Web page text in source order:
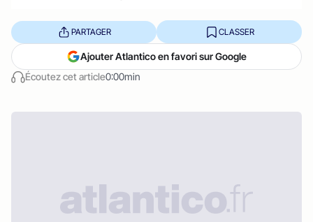
Écoutez cet article0:00min
PARTAGER CLASSER
Ajouter Atlantico en favori sur Google